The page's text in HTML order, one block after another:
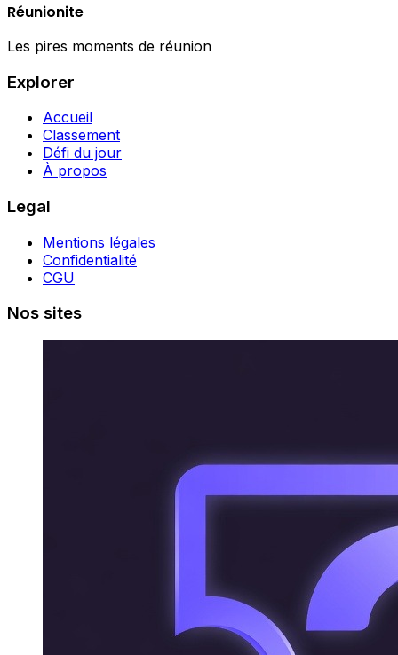
Réunionite
Les pires moments de réunion
Explorer
Accueil
Classement
Défi du jour
À propos
Legal
Mentions légales
Confidentialité
CGU
Nos sites